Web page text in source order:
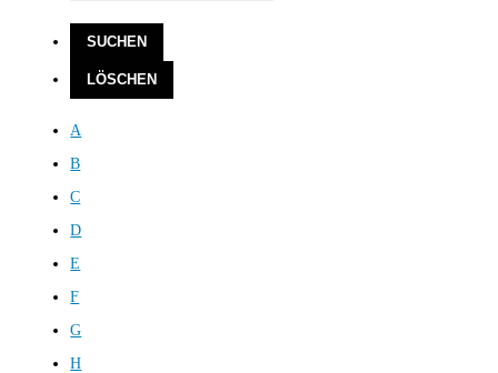
A
B
C
D
E
F
G
H